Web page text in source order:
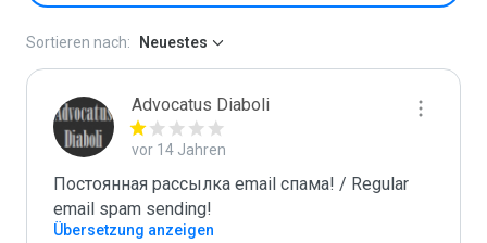
Sortieren nach: Neuestes
Advocatus Diaboli
vor 14 Jahren
Постоянная рассылка email спама! / Regular
email spam sending!
Übersetzung anzeigen